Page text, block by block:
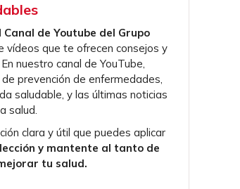
Canal de Youtube del Grupo
vídeos que te ofrecen consejos y
nuestro canal de YouTube,
prevención de enfermedades,
saludable, y las últimas noticias
salud.
clara y útil que puedes aplicar
y mantente al tanto de
tu salud.